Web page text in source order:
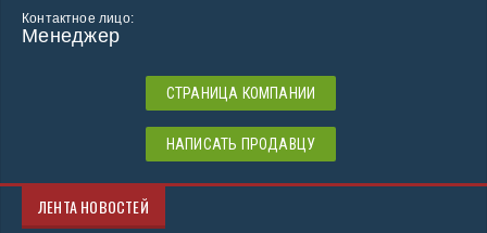
Контактное лицо:
Менеджер
СТРАНИЦА КОМПАНИИ
НАПИСАТЬ ПРОДАВЦУ
ЛЕНТА НОВОСТЕЙ